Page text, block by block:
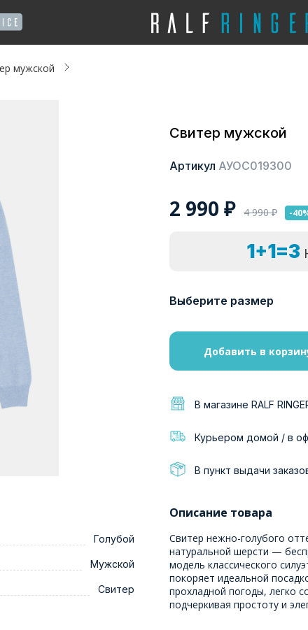
мужской
Свитер мужской
Артикул АУОС019300
2 990 ₽ 4 990₽ -
1+1=3
Выберите размер
Добавить в
В магазине RALF
Курьером домой / в
В пункт выдачи
Голубой
Мужской
Свитер
Описание товара
Свитер нежно-голубого
натуральной шерсти —
модель классического
покоряет идеальной
прохладной погоды, легко
подчеркивая простоту и